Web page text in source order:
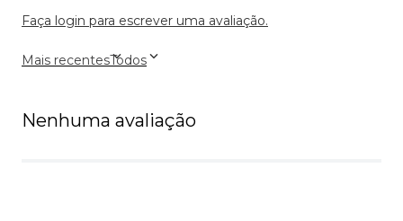
Faça login para escrever uma avaliação.
Mais recentesTodos
Nenhuma avaliação